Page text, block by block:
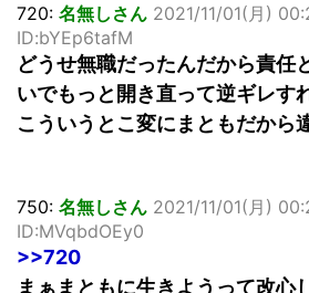
720: 名無しさん 2021/11/01(月)
ID:bYEp6tafM
どうせ無職だったんだから責任
いでもっと開き直って逆ギレす
こういうとこ変にまともだから
750: 名無しさん 2021/11/01(月)
ID:MVqbdOEy0
>>720
まぁまともに生きようって改心